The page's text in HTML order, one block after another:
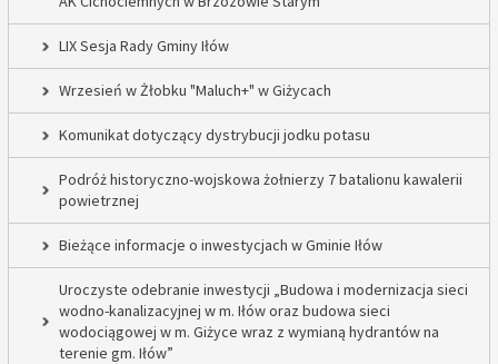
LIX Sesja Rady Gminy Iłów
Wrzesień w Żłobku "Maluch+" w Giżycach
Komunikat dotyczący dystrybucji jodku potasu
Podróż historyczno-wojskowa żołnierzy 7 batalionu kawalerii
powietrznej
Bieżące informacje o inwestycjach w Gminie Iłów
Uroczyste odebranie inwestycji „Budowa i modernizacja sieci
wodno-kanalizacyjnej w m. Iłów oraz budowa sieci
wodociągowej w m. Giżyce wraz z wymianą hydrantów na
terenie gm. Iłów”